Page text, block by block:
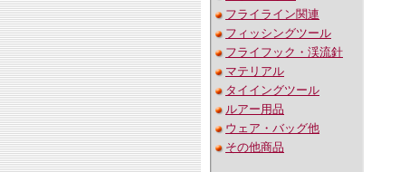
フライライン関連
フィッシングツール
フライフック・渓流針
マテリアル
タイイングツール
ルアー用品
ウェア・バッグ他
その他商品